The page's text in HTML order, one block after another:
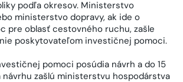
podľa okresov. Ministerstvo
ministerstvo dopravy, ak ide o
pre oblasť cestovného ruchu, zašle
poskytovateľom investičnej pomoci.
pomoci posúdia návrh a do 15
zašlú ministerstvu hospodárstva